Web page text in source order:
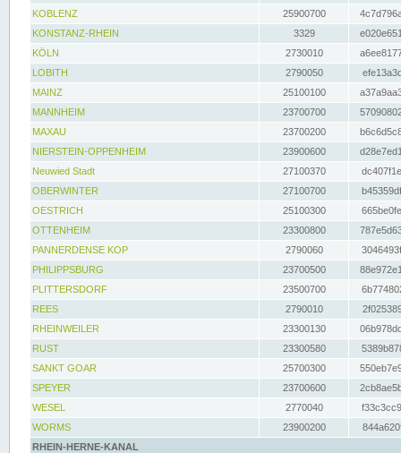
KOBLENZ
25900700
KONSTANZ-RHEIN
3329
KÖLN
2730010
LOBITH
2790050
MAINZ
25100100
MANNHEIM
23700700
MAXAU
23700200
NIERSTEIN-OPPENHEIM
23900600
Neuwied Stadt
27100370
OBERWINTER
27100700
OESTRICH
25100300
OTTENHEIM
23300800
PANNERDENSE KOP
2790060
PHILIPPSBURG
23700500
PLITTERSDORF
23500700
REES
2790010
RHEINWEILER
23300130
RUST
23300580
SANKT GOAR
25700300
SPEYER
23700600
WESEL
2770040
WORMS
23900200
RHEIN-HERNE-KANAL